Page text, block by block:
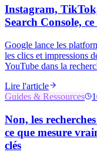
Instagram,
Search Console,
Google lance les
les clics et impressions
YouTube dans la
Lire l'article
Guides & Ressources
Non, les
ce que mesure
clés